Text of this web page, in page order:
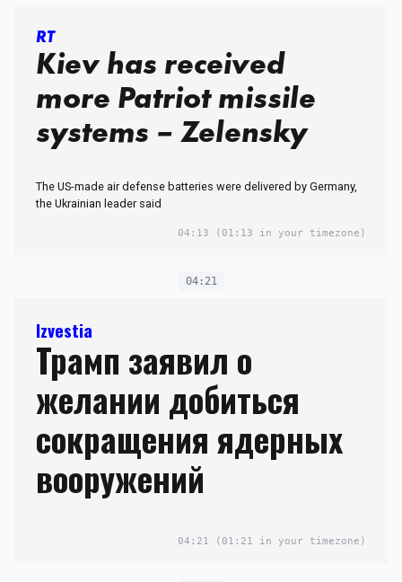
RT
Kiev has received
more Patriot missile
systems – Zelensky
The US-made air defense batteries were delivered by Germany,
the Ukrainian leader said
04:13 (01:13 in your timezone)
04:21
Izvestia
Трамп заявил о
желании добиться
сокращения ядерных
вооружений
04:21 (01:21 in your timezone)